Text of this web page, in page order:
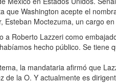
que Washington acepte el
Esteban Moctezuma, un cargo
a Roberto Lazzeri como
hecho público. Se tiene
la mandataria afirmó que
de la O. Y actualmente es